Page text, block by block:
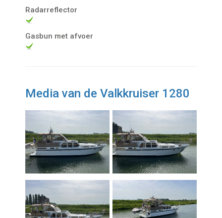
Radarreflector
Gasbun met afvoer
Media van de Valkkruiser 1280